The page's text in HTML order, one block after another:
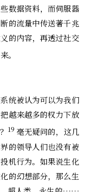
数据资料，而伺服器
的流量中传送著千兆
的内容，再透过社交
。
统被认为可以为我们
越来越多的权力下放
19 毫无疑问的，这几
的领导人们也没有被
机行为。如果说生化
的幻想部分，那么生